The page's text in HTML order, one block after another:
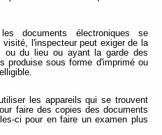
documents électroniques se
l'inspecteur peut exiger de la
ou du lieu ou ayant la garde des
produise sous forme d'imprimé ou
les appareils qui se trouvent
faire des copies des documents
ci pour en faire un examen plus